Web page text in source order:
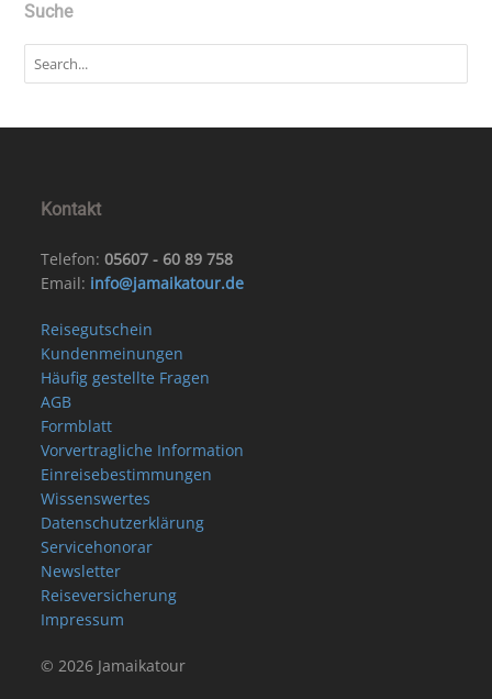
Suche
Kontakt
Telefon:05607 - 60 89 758
Email: info@jamaikatour.de
Reisegutschein
Kundenmeinungen
Häufig gestellte Fragen
AGB
Formblatt
Vorvertragliche Information
Einreisebestimmungen
Wissenswertes
Datenschutzerklärung
Servicehonorar
Newsletter
Reiseversicherung
Impressum
© 2026 Jamaikatour